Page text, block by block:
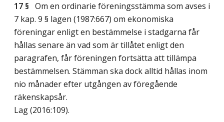
17 § Om en ordinarie föreningsstämma som avses i
7 kap. 9 § lagen (1987:667) om ekonomiska
föreningar enligt en bestämmelse i stadgarna får
hållas senare än vad som är tillåtet enligt den
paragrafen, får föreningen fortsätta att tillämpa
bestämmelsen. Stämman ska dock alltid hållas inom
nio månader efter utgången av föregående
räkenskapsår.
Lag (2016:109).